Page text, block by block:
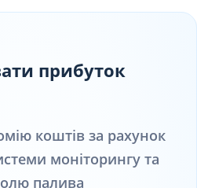
прибуток
коштів за рахунок
моніторингу та
палива